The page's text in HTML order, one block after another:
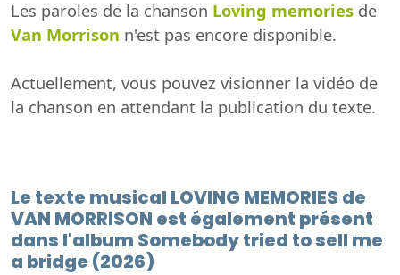
Les paroles de la chanson Loving memories de
Van Morrison n'est pas encore disponible.
Actuellement, vous pouvez visionner la vidéo de
la chanson en attendant la publication du texte.
Le texte musical LOVING MEMORIES de
VAN MORRISON est également présent
dans l'album Somebody tried to sell me
a bridge (2026)